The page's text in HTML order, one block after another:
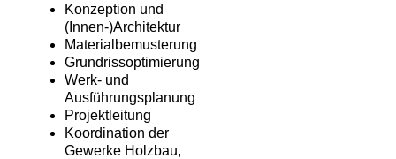
Konzeption und
(Innen-)Architektur
Materialbemusterung
Grundrissoptimierung
Werk- und
Ausführungsplanung
Projektleitung
Koordination der
Gewerke Holzbau,